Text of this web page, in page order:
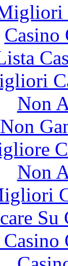
Non
Non
Non
Su